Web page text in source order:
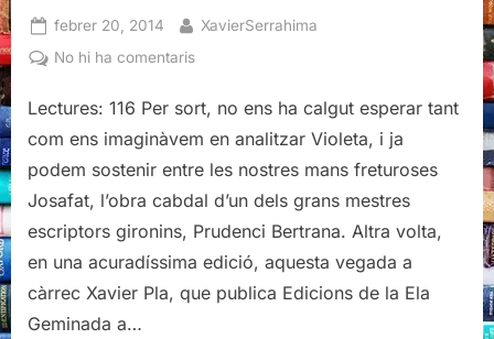
Posted
on
febrer 20, 2014 By
XavierSerrahima
No hi ha comentarisa
Prudenci
Bertrana
Lectures: 116 Per sort, no ens ha calgut esperar tant
com ens imaginàvem en analitzar Violeta, i ja
podem sostenir entre les nostres mans freturoses
Josafat, l’obra cabdal d’un dels grans mestres
escriptors gironins, Prudenci Bertrana. Altra volta,
en una acuradíssima edició, aquesta vegada a
càrrec Xavier Pla, que publica Edicions de la Ela
Geminada a…